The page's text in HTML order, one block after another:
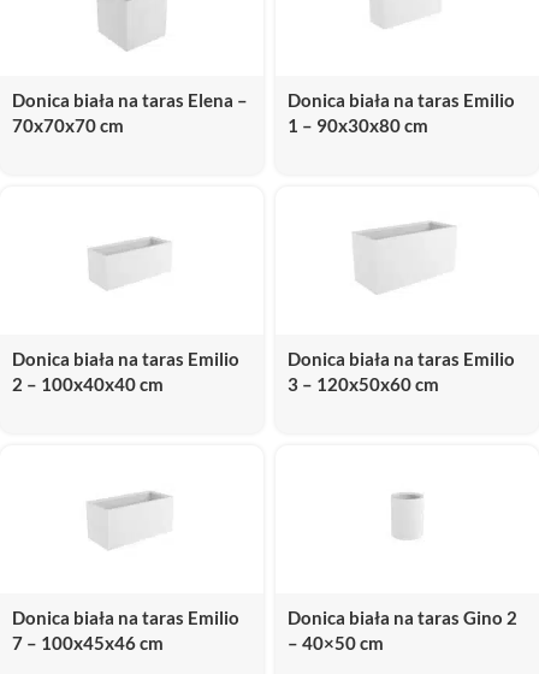
Donica biała na taras Elena –
70x70x70 cm
Donica biała na taras Emilio
1 – 90x30x80 cm
Donica biała na taras Emilio
2 – 100x40x40 cm
Donica biała na taras Emilio
3 – 120x50x60 cm
Donica biała na taras Emilio
7 – 100x45x46 cm
Donica biała na taras Gino 2
– 40×50 cm